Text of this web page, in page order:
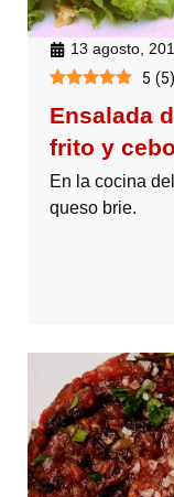
13 agosto,
5 (5)
Ensalada
frito y
En la cocina
queso brie.